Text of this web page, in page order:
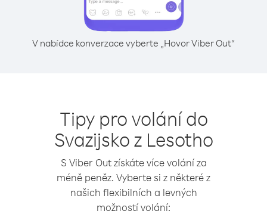
V nabídce konverzace vyberte „Hovor Viber Out“
Tipy pro volání do
Svazijsko z Lesotho
S Viber Out získáte více volání za
méně peněz. Vyberte si z některé z
našich flexibilních a levných
možností volání: